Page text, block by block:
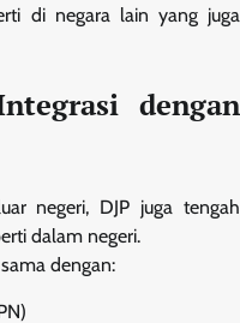
di negara lain yang juga
dengan
negeri, DJP juga tengah
dalam negeri.
dengan: